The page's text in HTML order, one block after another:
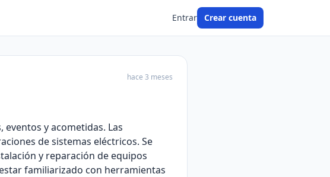
Entrar Crear cuenta
hace 3 meses
y acometidas. Las
de sistemas eléctricos. Se
y reparación de equipos
familiarizado con herramientas